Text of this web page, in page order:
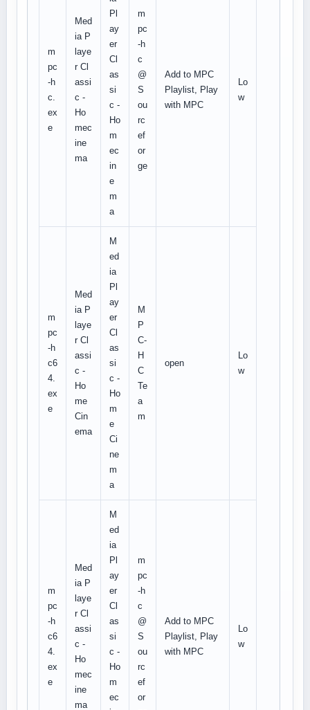
m
pc
-h
c.
ex
e
Med
ia P
laye
r Cl
assi
c -
Ho
mec
ine
ma
Pl
ay
er
Cl
as
si
c -
Ho
m
ec
in
e
m
a
m
pc
-h
c
@
S
ou
rc
ef
or
ge
Add to MPC
Playlist, Play
with MPC
Lo
w
m
pc
-h
c6
4.
ex
e
Med
ia P
laye
r Cl
assi
c -
Ho
me
Cin
ema
M
ed
ia
Pl
ay
er
Cl
as
si
c -
Ho
m
e
Ci
ne
m
a
M
P
C-
H
C
Te
a
m
open
Lo
w
m
pc
-h
c6
4.
ex
e
Med
ia P
laye
r Cl
assi
c -
Ho
mec
ine
ma
M
ed
ia
Pl
ay
er
Cl
as
si
c -
Ho
m
ec
m
pc
-h
c
@
S
ou
rc
ef
or
Add to MPC
Playlist, Play
with MPC
Lo
w